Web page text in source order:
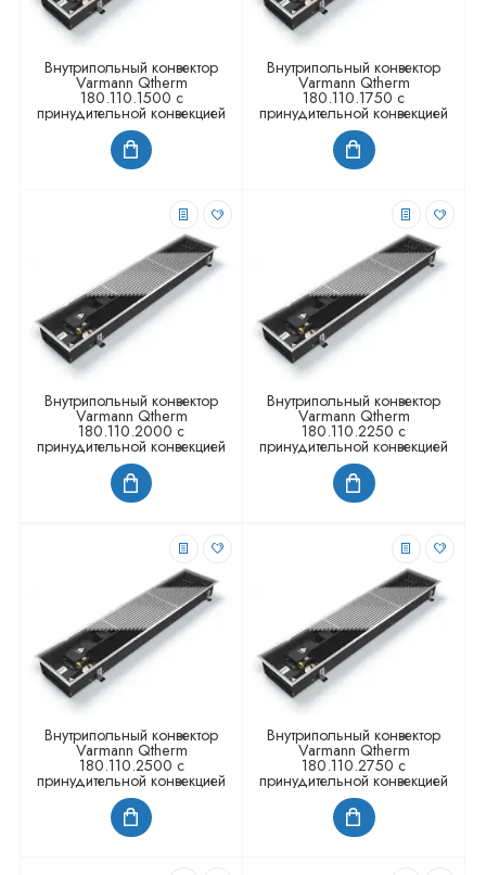
Внутрипольный конвектор
Varmann Qtherm
180.110.1500 с
принудительной конвекцией
Внутрипольный конвектор
Varmann Qtherm
180.110.1750 с
принудительной конвекцией
Внутрипольный конвектор
Varmann Qtherm
180.110.2000 с
принудительной конвекцией
Внутрипольный конвектор
Varmann Qtherm
180.110.2250 с
принудительной конвекцией
Внутрипольный конвектор
Varmann Qtherm
180.110.2500 с
принудительной конвекцией
Внутрипольный конвектор
Varmann Qtherm
180.110.2750 с
принудительной конвекцией